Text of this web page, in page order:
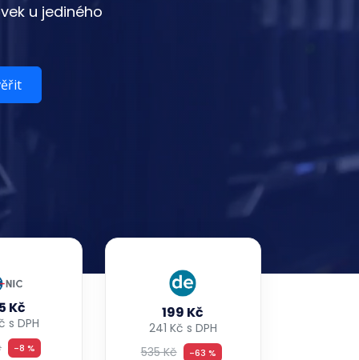
u jediného
Kč
s DPH
-8 %
199 Kč
241 Kč s DPH
535 Kč
-63 %